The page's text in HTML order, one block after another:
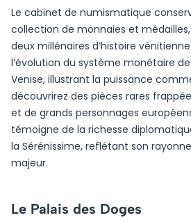
Le cabinet de numismatique
collection de monnaies et
deux millénaires d’histoire
l’évolution du système monétaire
Venise, illustrant la puissance
découvrirez des pièces rares
et de grands personnages
témoigne de la richesse
la Sérénissime, reflétant son
majeur.
Le Palais des Doges